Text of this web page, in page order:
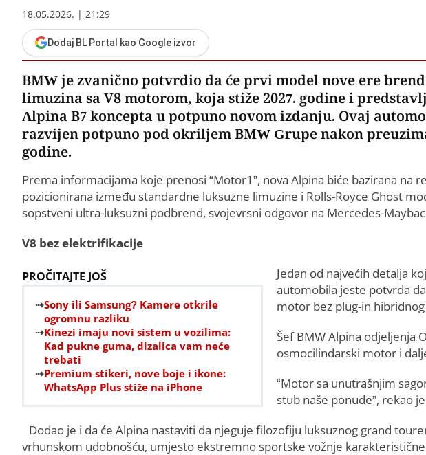
18.05.2026. | 21:29
Dodaj BL Portal kao Google izvor
​BMW je zvanično potvrdio da će prvi model nove ere
limuzina sa V8 motorom, koja stiže 2027. godine i
Alpina B7 koncepta u potpuno novom izdanju. Ovaj
razvijen potpuno pod okriljem BMW Grupe nakon
godine.
Prema informacijama koje prenosi “Motor1”, nova Alpina biće bazirana na
pozicionirana između standardne luksuzne limuzine i Rolls-Royce Ghost
sopstveni ultra-luksuzni podbrend, svojevrsni odgovor na Mercedes-
V8 bez elektrifikacije
PROČITAJTE JOŠ
Sony ili Samsung? Kamere otkrile
ogromnu razliku
Kinezi imaju novi sistem u vozilima:
Kad pukne guma, dizalica vam neće
trebati
Premium stikeri, nove boje i ikone:
WhatsApp Plus stiže na iPhone
Jedan od najvećih detalja
automobila jeste potvrda
motor bez plug-in
Šef BMW Alpina odjeljenja
osmocilindarski motor i
“Motor sa unutrašnjim
stub naše ponude”, rekao
Dodao je i da će Alpina nastaviti da njeguje filozofiju luksuznog grand
vrhunskom udobnošću, umjesto ekstremno sportske vožnje